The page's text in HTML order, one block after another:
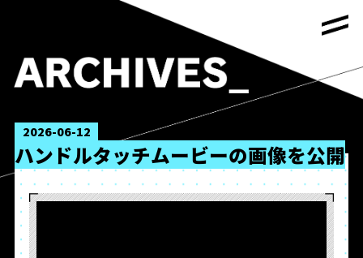
2026-06-12
ハンドルタッチムービーの画像を公開